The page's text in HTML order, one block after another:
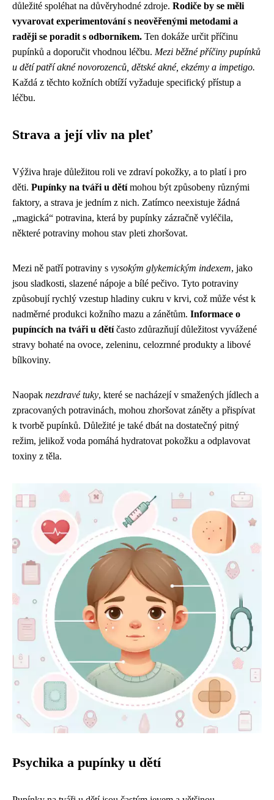
důležité spoléhat na důvěryhodné zdroje. Rodiče by se měli
vyvarovat experimentování s neověřenými metodami a
raději se poradit s odborníkem. Ten dokáže určit příčinu
pupínků a doporučit vhodnou léčbu. Mezi běžné příčiny pupínků
u dětí patří akné novorozenců, dětské akné, ekzémy a impetigo.
Každá z těchto kožních obtíží vyžaduje specifický přístup a
léčbu.
Strava a její vliv na pleť
Výživa hraje důležitou roli ve zdraví pokožky, a to platí i pro
děti. Pupínky na tváři u dětímohou být způsobeny různými
faktory, a strava je jedním z nich. Zatímco neexistuje žádná
„magická“ potravina, která by pupínky zázračně vyléčila,
některé potraviny mohou stav pleti zhoršovat.
Mezi ně patří potraviny s vysokým glykemickým indexem, jako
jsou sladkosti, slazené nápoje a bílé pečivo. Tyto potraviny
způsobují rychlý vzestup hladiny cukru v krvi, což může vést k
nadměrné produkci kožního mazu a zánětům. Informace o
pupíncích na tváři u dětíčasto zdůrazňují důležitost vyvážené
stravy bohaté na ovoce, zeleninu, celozrnné produkty a libové
bílkoviny.
Naopak nezdravé tuky, které se nacházejí v smažených jídlech a
zpracovaných potravinách, mohou zhoršovat záněty a přispívat
k tvorbě pupínků. Důležité je také dbát na dostatečný pitný
režim, jelikož voda pomáhá hydratovat pokožku a odplavovat
toxiny z těla.
Psychika a pupínky u dětí